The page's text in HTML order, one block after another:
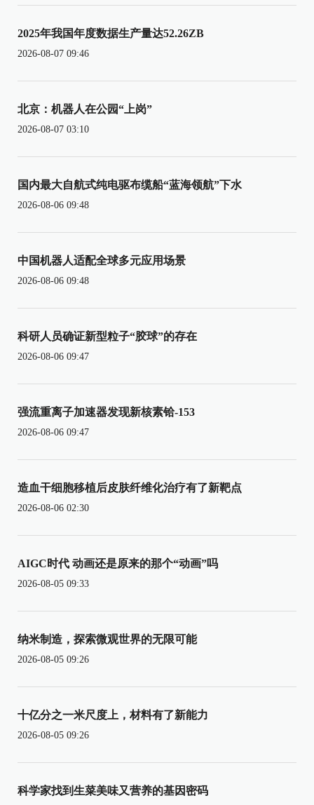
2025年我国年度数据生产量达52.26ZB
2026-08-07 09:46
北京：机器人在公园“上岗”
2026-08-07 03:10
国内最大自航式纯电驱布缆船“蓝海领航”下水
2026-08-06 09:48
中国机器人适配全球多元应用场景
2026-08-06 09:48
科研人员确证新型粒子“胶球”的存在
2026-08-06 09:47
强流重离子加速器发现新核素铪-153
2026-08-06 09:47
造血干细胞移植后皮肤纤维化治疗有了新靶点
2026-08-06 02:30
AIGC时代 动画还是原来的那个“动画”吗
2026-08-05 09:33
纳米制造，探索微观世界的无限可能
2026-08-05 09:26
十亿分之一米尺度上，材料有了新能力
2026-08-05 09:26
科学家找到生菜美味又营养的基因密码